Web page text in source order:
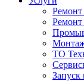
Ремонт
Ремонт
Монтаж
ТО
Запуск